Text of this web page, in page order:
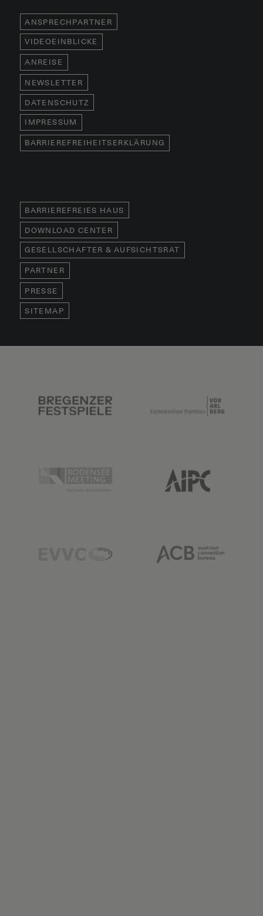
ANSPRECHPARTNER
VIDEOEINBLICKE
ANREISE
NEWSLETTER
DATENSCHUTZ
IMPRESSUM
BARRIEREFREIHEITSERKLÄRUNG
BARRIEREFREIES HAUS
DOWNLOAD CENTER
GESELLSCHAFTER & AUFSICHTSRAT
PARTNER
PRESSE
SITEMAP